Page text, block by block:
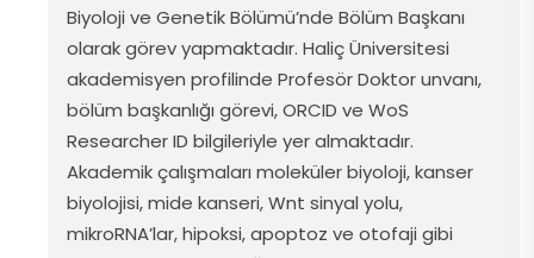
Biyoloji ve Genetik Bölümü’nde Bölüm Başkanı
olarak görev yapmaktadır. Haliç Üniversitesi
akademisyen profilinde Profesör Doktor unvanı,
bölüm başkanlığı görevi, ORCID ve WoS
ResearcherID bilgileriyle yer almaktadır.
Akademik çalışmaları moleküler biyoloji, kanser
biyolojisi, mide kanseri,Wnt sinyal yolu,
mikroRNA’lar, hipoksi, apoptoz ve otofaji gibi